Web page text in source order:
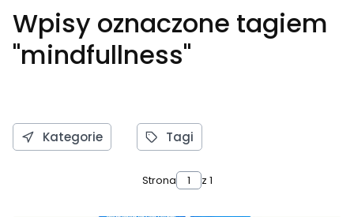
Wpisy oznaczone tagiem
"mindfullness"
Kategorie Tagi
Strona z 1